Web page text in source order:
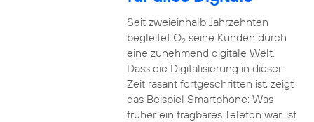
Seit zweieinhalb Jahrzehnten
begleitet O2seine Kunden durch
eine zunehmend digitale Welt.
Dass die Digitalisierung in dieser
Zeit rasant fortgeschritten ist, zeigt
das Beispiel Smartphone: Was
früher ein tragbares Telefon war, ist